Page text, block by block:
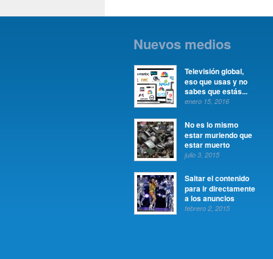
Nuevos medios
Televisión global,
eso que usas y no
sabes que estás...
enero 15, 2016
No es lo mismo
estar muriendo que
estar muerto
julio 3, 2015
Saltar el contenido
para ir directamente
a los anuncios
febrero 2, 2015